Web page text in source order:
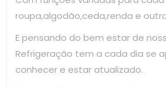
roupa,algodão,ceda,renda e
E pensando do bem estar de
Refrigeração tem a cada dia se
conhecer e estar atualizado.